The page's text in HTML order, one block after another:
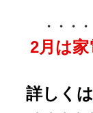
・・・
2月は
詳しくは